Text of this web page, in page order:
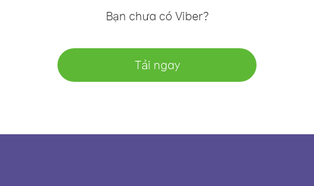
Bạn chưa có Viber?
Tải ngay